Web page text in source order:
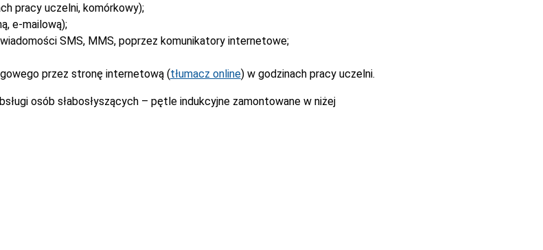
pracy uczelni, komórkowy);
e-mailową);
SMS, MMS, poprzez komunikatory internetowe;
przez stronę internetową (tłumacz online) w godzinach pracy uczelni.
osób słabosłyszących – pętle indukcyjne zamontowane w niżej